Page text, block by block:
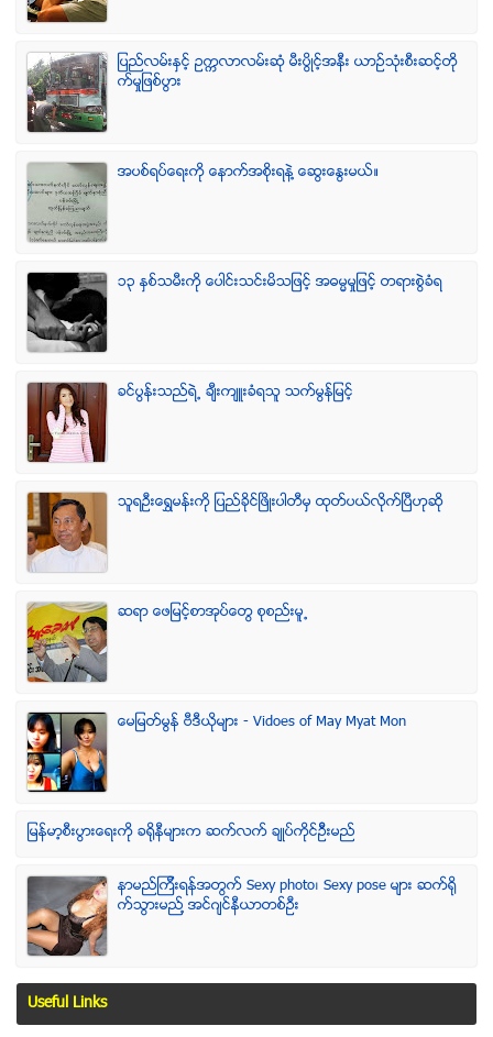
ျပည္လမ္းႏွင့္ ဥကၠလာလမ္းဆုံ မီးပြိဳင့္အနီး ယာဥ္သုံးစီးဆင့္တို
က္မႈျဖစ္ပြား
အပစ္ရပ္ေရးကို ေနာက္အစိုးရနဲ႔ ေဆြးေႏြးမယ္။
၁၃ ႏွစ္သမီးကို ေပါင္းသင္းမိသျဖင့္ အဓမၼမႈျဖင့္ တရားစြဲခံရ
ခင္ပြန္းသည္ရဲ႕ ခ်ီးက်ဴးခံရသူ သက္မြန္ျမင့္
သူရဦးေရႊမန္းကို ျပည္ခိုင္ျဖိဳးပါတီမွ ထုတ္ပယ္လိုက္ျပီဟုဆို
ဆရာ ေဖျမင့္စာအုပ္ေတြ စုစည္းမူ႕
ေမျမတ္မြန္ ဗီဒီယုိမ်ား - Vidoes of May Myat Mon
ျမန္မာ့စီးပြားေရးကို ခရိုနီမ်ားက ဆက္လက္ ခ်ဳပ္ကိုင္ဥိီးမည္
နာမည္ၾကီးရန္အတြက္ Sexy photo၊ Sexy pose မ်ား ဆက္ရို
က္သြားမည္႔ အင္ဂ်င္နီယာတစ္ဦး
Useful Links